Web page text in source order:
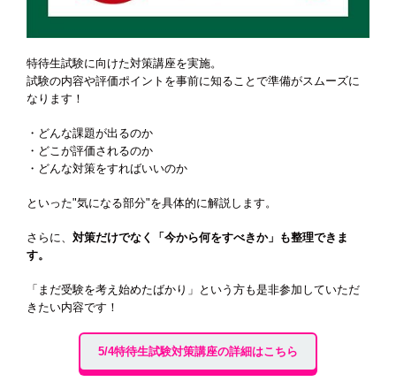
特待生試験に向けた対策講座を実施。
試験の内容や評価ポイントを事前に知ることで準備がスムーズに
なります！
・どんな課題が出るのか
・どこが評価されるのか
・どんな対策をすればいいのか
といった"気になる部分"を具体的に解説します。
さらに、 対策だけでなく「今から何をすべきか」も整理できま
す。
「まだ受験を考え始めたばかり」という方も是非参加していただ
きたい内容です！
5/4特待生試験対策講座の詳細はこちら